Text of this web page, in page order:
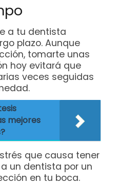
a tu dentista
plazo. Aunque
tomarte unas
hoy evitará que
veces seguidas
mejores
que causa tener
un dentista por un
en tu boca.